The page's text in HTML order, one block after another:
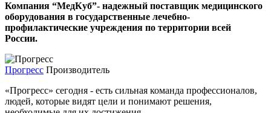
Компания “МедКуб”- надежный поставщик медицинского
оборудования в государственные лечебно-
профилактические учреждения по территории всей
России.
Прогресс Производитель
«Прогресс» сегодня - есть сильная команда профессионалов,
людей, которые видят цели и понимают решения,